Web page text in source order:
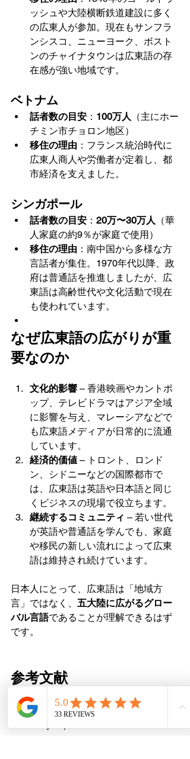
ッシュや大陸横断鉄道建設に多く
の広東人が参加。現在もサンフラ
ンシスコ、ニューヨーク、ボスト
ンのチャイナタウンは広東語の存
在感が強い地域です。
ベトナム
話者数の目安 ： 100万人 （主にホー
チミン市チョロン地区）
移住の理由 ：フランス統治時代に
広東人商人や労働者が定着し、都
市経済を支えました。
シンガポール
話者数の目安 ： 20万〜30万人 （華
人家庭の約9％が家庭で使用）
移住の理由 ：南中国から多様な方
言話者が集住。1970年代以降、政
府は普通話を推進しましたが、広
東語は高齢世代や文化活動で現在
も使われています。
なぜ広東語の広がりが重
要なのか
文化的影響 – 香港映画やカントポ
ップ、テレビドラマはアジア全域
に影響を与え、マレーシアなどで
も広東語メディアが日常的に流通
しています。
経済的価値 – トロント、ロンド
ン、シドニーなどの国際都市で
は、広東語は英語や日本語と同じ
くビジネスの現場で役立ちます。
継続するコミュニティ – 若い世代
が英語や普通話を学んでも、家庭
や移民の新しい流れによって広東
語は維持され続けています。
日本人にとって、広東語は「地域方
言」ではなく、 五大陸に広がるグロー
バル言語であることが理解できるはず
です。
参考文献
Ethnologue – Yue Chinese 話者統
計